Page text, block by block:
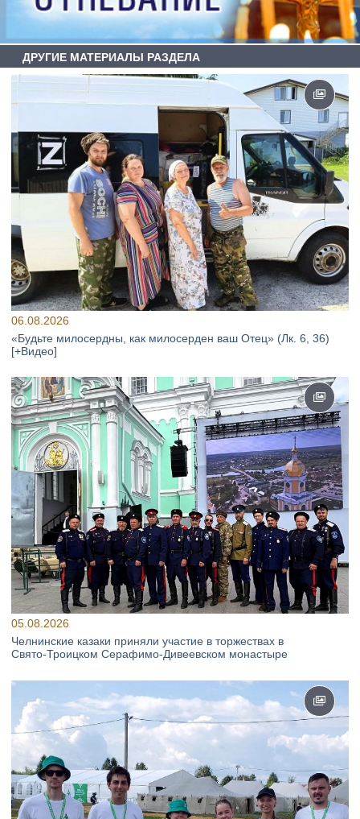
ДРУГИЕ МАТЕРИАЛЫ РАЗДЕЛА
06.08.2026
«Будьте милосердны, как милосерден ваш Отец» (Лк. 6, 36)
[+Видео]
05.08.2026
Челнинские казаки приняли участие в торжествах в
Свято‑Троицком Серафимо‑Дивеевском монастыре